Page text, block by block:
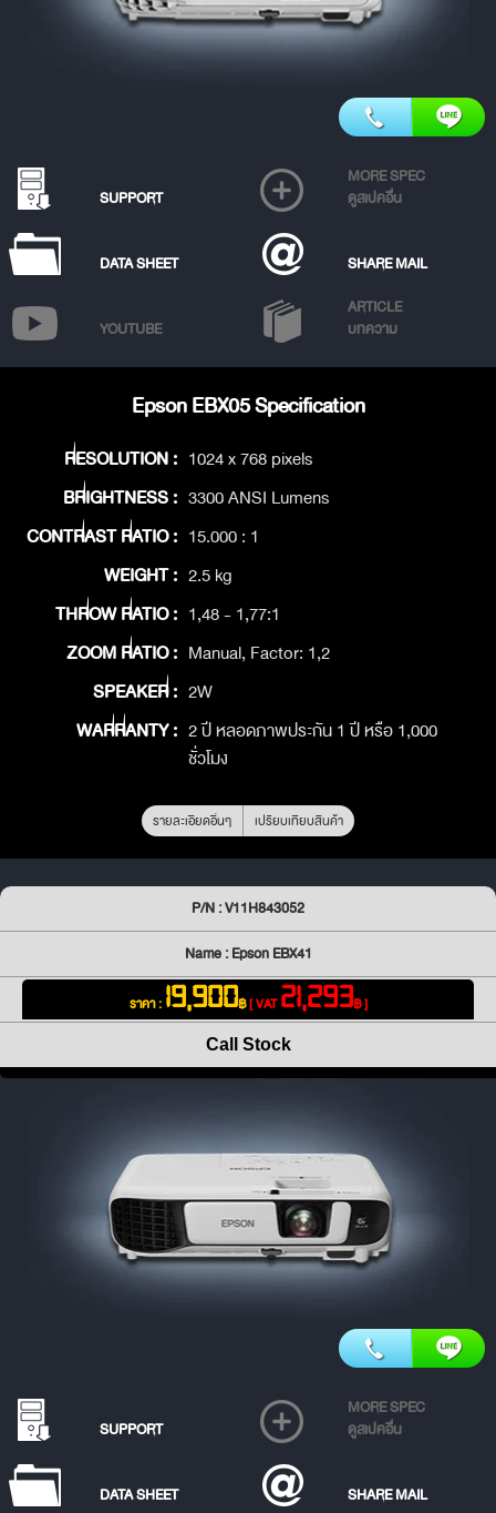
SUPPORT
MORE SPEC
ดูสเปคอื่น
DATA SHEET SHARE MAIL
YOUTUBE
ARTICLE
บทความ
Epson EBX05 Specification
RESOLUTION : 1024 x 768 pixels
BRIGHTNESS : 3300 ANSI Lumens
CONTRAST RATIO : 15.000 : 1
WEIGHT : 2.5 kg
THROW RATIO : 1,48 - 1,77:1
ZOOM RATIO : Manual, Factor: 1,2
SPEAKER : 2W
WARRANTY : 2 ปี หลอดภาพประกัน 1 ปี หรือ 1,000
ชั่วโมง
รายละเอียดอื่นๆ เปรียบเทียบสินค้า
P/N : V11H843052
Name : Epson EBX41
ราคา : 19,900฿[ VAT21,293฿ ]
Call Stock
SUPPORT
MORE SPEC
ดูสเปคอื่น
DATA SHEET SHARE MAIL